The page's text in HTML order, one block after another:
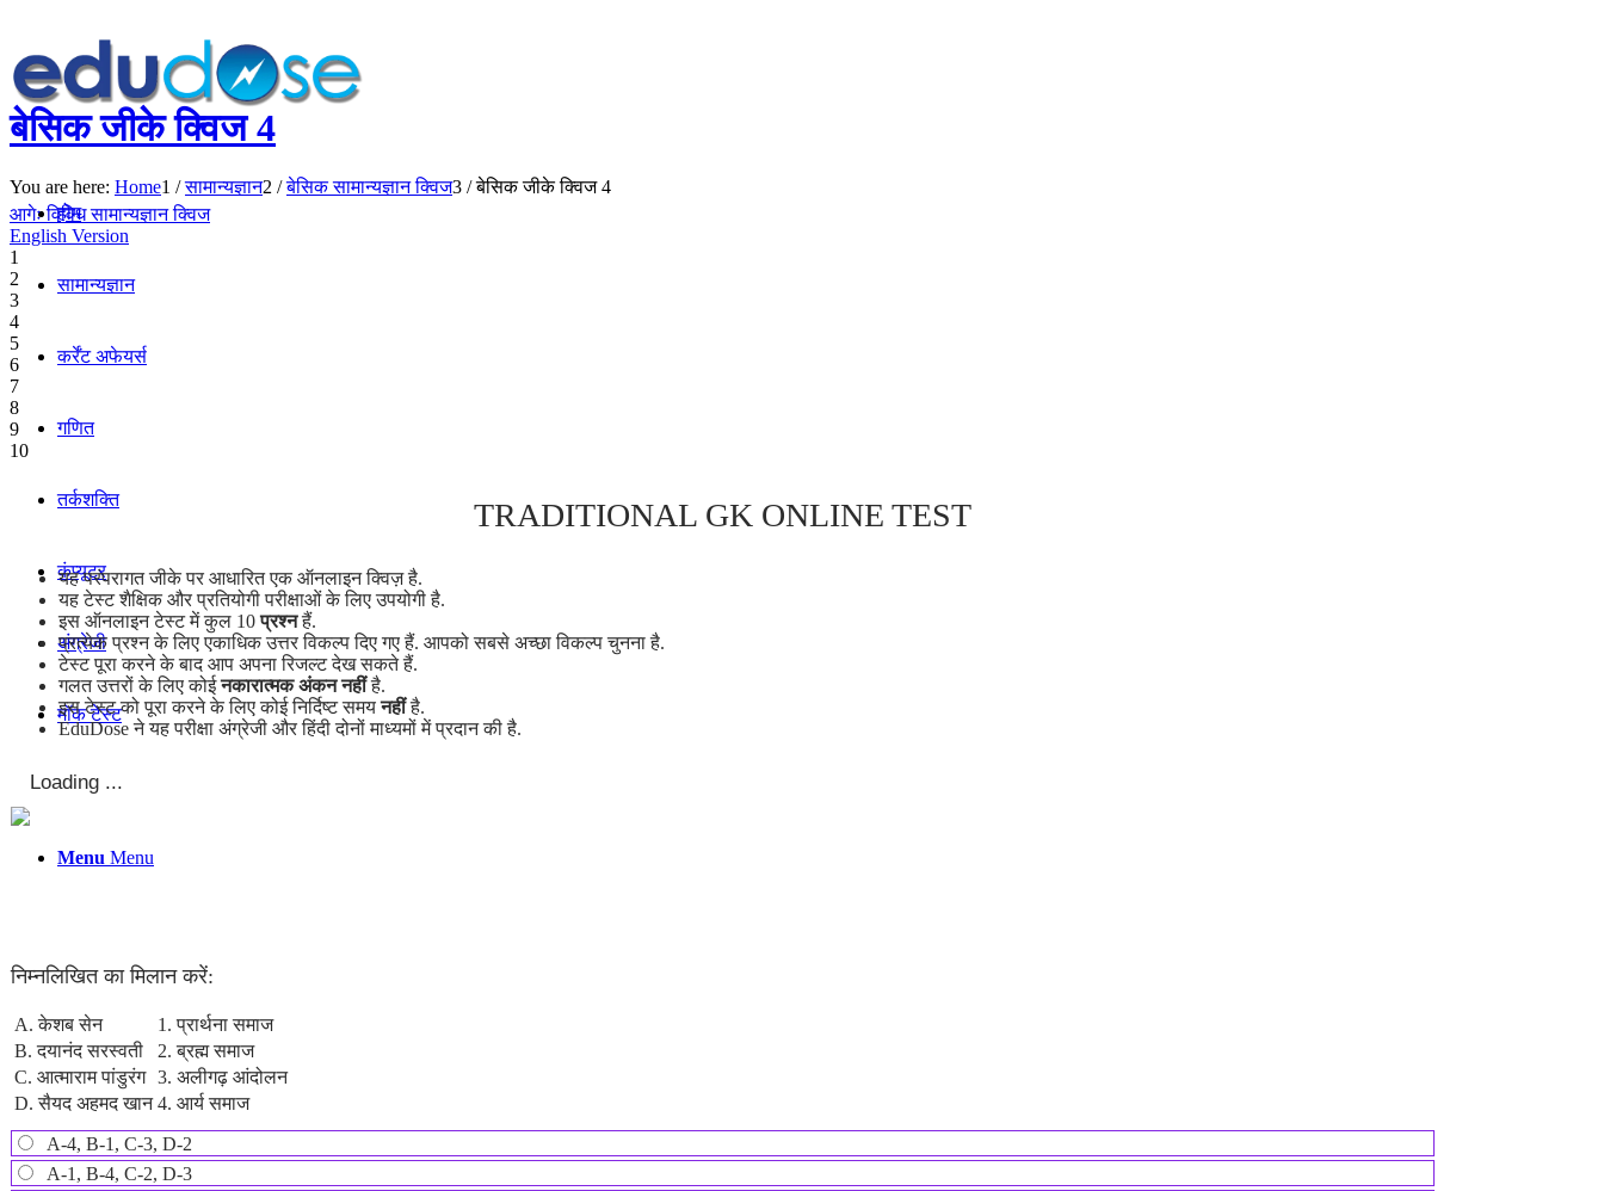
होम
सामान्यज्ञान
कर्रेंट अफेयर्स
गणित
तर्कशक्ति
कंप्यूटर
अंग्रेजी
मॉक टेस्ट
टुडेज जीके
Menu Menu
बेसिक जीके क्विज 4
You are here: Home1 / सामान्यज्ञान2 / बेसिक सामान्यज्ञान क्विज3 / बेसिक जीके क्विज 4
आगेः विविध सामान्यज्ञान क्विज
English Version
1
2
3
4
5
6
7
8
9
10
TRADITIONAL GK ONLINE TEST
यह परंपरागत जीके पर आधारित एक ऑनलाइन क्विज़ है.
यह टेस्ट शैक्षिक और प्रतियोगी परीक्षाओं के लिए उपयोगी है.
इस ऑनलाइन टेस्ट में कुल 10प्रश्नहैं.
प्रत्येक प्रश्न के लिए एकाधिक उत्तर विकल्प दिए गए हैं. आपको सबसे अच्छा विकल्प चुनना है.
टेस्ट पूरा करने के बाद आप अपना रिजल्ट देख सकते हैं.
गलत उत्तरों के लिए कोईनकारात्मक अंकन नहींहै.
इस टेस्ट को पूरा करने के लिए कोई निर्दिष्ट समयनहींहै.
EduDose ने यह परीक्षा अंग्रेजी और हिंदी दोनों माध्यमों में प्रदान की है.
निम्नलिखित का मिलान करें:
A. केशब सेन
1. प्रार्थना समाज
B. दयानंद सरस्वती
2. ब्रह्म समाज
C. आत्माराम पांडुरंग 3. अलीगढ़ आंदोलन
D. सैयद अहमद खान 4. आर्य समाज
A-4, B-1, C-3, D-2
A-1, B-4, C-2, D-3